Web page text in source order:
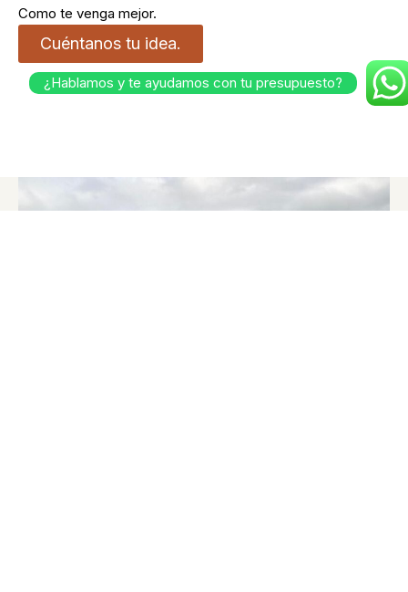
Como te venga mejor.
Cuéntanos tu idea.
¿Hablamos y te ayudamos con tu presupuesto?